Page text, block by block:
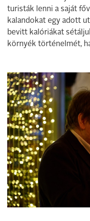
turisták lenni a saját
kalandokat egy adott
bevitt kalóriákat
környék történelmét,